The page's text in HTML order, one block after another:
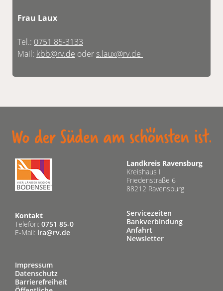
Frau Laux
Tel.: 0751 85-3133
Mail: kbb@rv.de oders.laux@rv.de
Landkreis Ravensburg
Kreishaus I
Friedenstraße 6
88212 Ravensburg
Kontakt
Telefon: 0751 85-0
E-Mail: lra@rv.de
Servicezeiten
Bankverbindung
Anfahrt
Newsletter
Impressum
Datenschutz
Barrierefreiheit